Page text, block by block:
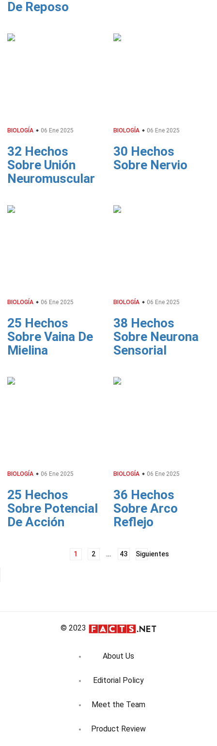
De Reposo
BIOLOGÍA 06 Ene 2025
32 Hechos
Sobre Unión
Neuromuscular
BIOLOGÍA 06 Ene 2025
30 Hechos
Sobre Nervio
BIOLOGÍA 06 Ene 2025
25 Hechos
Sobre Vaina De
Mielina
BIOLOGÍA 06 Ene 2025
38 Hechos
Sobre Neurona
Sensorial
BIOLOGÍA 06 Ene 2025
25 Hechos
Sobre Potencial
De Acción
BIOLOGÍA 06 Ene 2025
36 Hechos
Sobre Arco
Reflejo
1 2 … 43 Siguientes
© 2023
About Us
Editorial Policy
Meet the Team
Product Review